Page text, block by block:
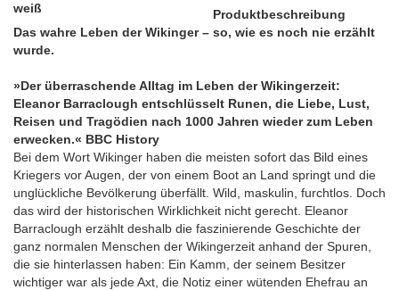
weiß
Produktbeschreibung
Das wahre Leben der Wikinger – so, wie es noch nie erzählt
wurde.
»Der überraschende Alltag im Leben der Wikingerzeit:
Eleanor Barraclough entschlüsselt Runen, die Liebe, Lust,
Reisen und Tragödien nach 1000 Jahren wieder zum Leben
erwecken.« BBC History
Bei dem Wort Wikinger haben die meisten sofort das Bild eines
Kriegers vor Augen, der von einem Boot an Land springt und die
unglückliche Bevölkerung überfällt. Wild, maskulin, furchtlos. Doch
das wird der historischen Wirklichkeit nicht gerecht. Eleanor
Barraclough erzählt deshalb die faszinierende Geschichte der
ganz normalen Menschen der Wikingerzeit anhand der Spuren,
die sie hinterlassen haben: Ein Kamm, der seinem Besitzer
wichtiger war als jede Axt, die Notiz einer wütenden Ehefrau an